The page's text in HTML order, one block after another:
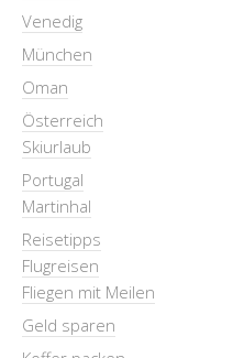
Venedig
München
Oman
Österreich
Skiurlaub
Portugal
Martinhal
Reisetipps
Flugreisen
Fliegen mit Meilen
Geld sparen